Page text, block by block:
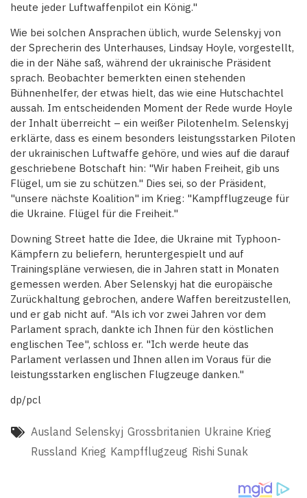
heute jeder Luftwaffenpilot ein König."
Wie bei solchen Ansprachen üblich, wurde Selenskyj von
der Sprecherin des Unterhauses, Lindsay Hoyle, vorgestellt,
die in der Nähe saß, während der ukrainische Präsident
sprach. Beobachter bemerkten einen stehenden
Bühnenhelfer, der etwas hielt, das wie eine Hutschachtel
aussah. Im entscheidenden Moment der Rede wurde Hoyle
der Inhalt überreicht – ein weißer Pilotenhelm. Selenskyj
erklärte, dass es einem besonders leistungsstarken Piloten
der ukrainischen Luftwaffe gehöre, und wies auf die darauf
geschriebene Botschaft hin: "Wir haben Freiheit, gib uns
Flügel, um sie zu schützen." Dies sei, so der Präsident,
"unsere nächste Koalition" im Krieg: "Kampfflugzeuge für
die Ukraine. Flügel für die Freiheit."
Downing Street hatte die Idee, die Ukraine mit Typhoon-
Kämpfern zu beliefern, heruntergespielt und auf
Trainingspläne verwiesen, die in Jahren statt in Monaten
gemessen werden. Aber Selenskyj hat die europäische
Zurückhaltung gebrochen, andere Waffen bereitzustellen,
und er gab nicht auf. "Als ich vor zwei Jahren vor dem
Parlament sprach, dankte ich Ihnen für den köstlichen
englischen Tee", schloss er. "Ich werde heute das
Parlament verlassen und Ihnen allen im Voraus für die
leistungsstarken englischen Flugzeuge danken."
dp/pcl
Ausland Selenskyj Grossbritanien Ukraine Krieg
Russland Krieg Kampfflugzeug Rishi Sunak